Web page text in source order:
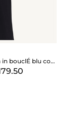
bouclÉ blu con